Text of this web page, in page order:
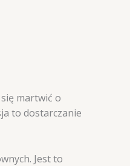
martwić o
to dostarczanie
Jest to